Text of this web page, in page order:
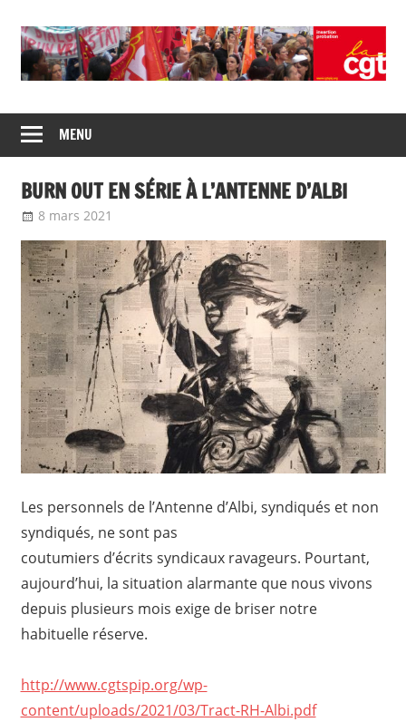
content
CGT
insertion
probation
de
syndicats
CGT
insertion
probation
MENU
BURN OUT EN SÉRIE À L’ANTENNE D’ALBI
8 mars 2021
Les personnels de l’Antenne d’Albi, syndiqués et non
syndiqués, ne sont pas
coutumiers d’écrits syndicaux ravageurs. Pourtant,
aujourd’hui, la situation alarmante que nous vivons
depuis plusieurs mois exige de briser notre
habituelle réserve.
http://www.cgtspip.org/wp-
content/uploads/2021/03/Tract-RH-Albi.pdf